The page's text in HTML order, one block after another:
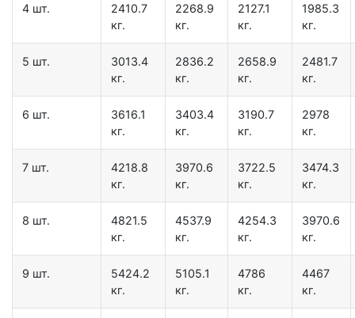
4 шт.
2410.7
кг.
2268.9
кг.
2127.1
кг.
1985.3
кг.
5 шт.
3013.4
кг.
2836.2
кг.
2658.9
кг.
2481.7
кг.
6 шт.
3616.1
кг.
3403.4
кг.
3190.7
кг.
2978
кг.
7 шт.
4218.8
кг.
3970.6
кг.
3722.5
кг.
3474.3
кг.
8 шт.
4821.5
кг.
4537.9
кг.
4254.3
кг.
3970.6
кг.
9 шт.
5424.2
кг.
5105.1
кг.
4786
кг.
4467
кг.